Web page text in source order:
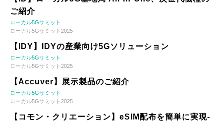
ご紹介
ローカル5Gサミット
ローカル5Gサミット2025
【IDY】IDYの産業向け5Gソリューション
ローカル5Gサミット
ローカル5Gサミット2025
【Accuver】展示製品のご紹介
ローカル5Gサミット
ローカル5Gサミット2025
【コモン・クリエーション】eSIM配布を簡単に実現-